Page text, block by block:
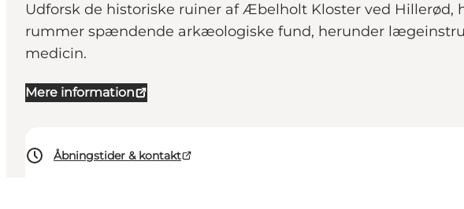
Udforsk de historiske ruiner af Æbelholt Kloster ved
rummer spændende arkæologiske fund, herunder
medicin.
Mere information
Åbningstider & kontakt